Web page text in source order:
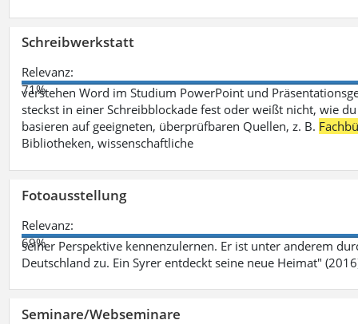
Schreibwerkstatt
Relevanz:
71%
verstehen Word im Studium PowerPoint und
steckst in einer Schreibblockade fest oder weißt nicht, wie
basieren auf geeigneten, überprüfbaren Quellen, z. B.
Bibliotheken, wissenschaftliche
Fotoausstellung
Relevanz:
69%
seiner Perspektive kennenzulernen. Er ist unter anderem
Deutschland zu. Ein Syrer entdeckt seine neue Heimat"
Seminare/Webseminare